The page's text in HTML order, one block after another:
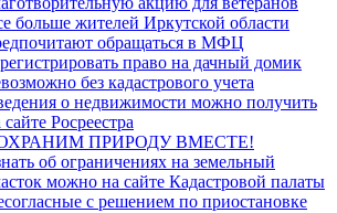
больше жителей Иркутской области
обращаться в МФЦ
право на дачный домик
без кадастрового учета
о недвижимости можно получить
сайте Росреестра
ПРИРОДУ ВМЕСТЕ!
об ограничениях на земельный
можно на сайте Кадастровой палаты
с решением по приостановке